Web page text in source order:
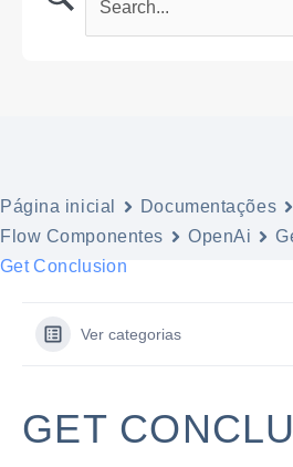
Página inicial Documentações
Flow Componentes
OpenAi
Get Conclusion
Ver categorias
GET